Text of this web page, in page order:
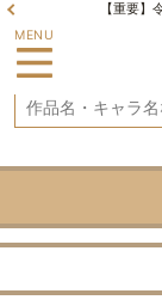
【重要
MENU